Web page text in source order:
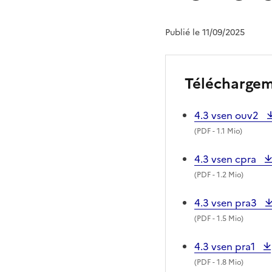
Publié le 11/09/2025
4.3 vsen ouv2
(PDF- 1.1 Mio)
4.3 vsen cpra
(PDF- 1.2 Mio)
4.3 vsen pra3
(PDF- 1.5 Mio)
4.3 vsen pra1
(PDF- 1.8 Mio)